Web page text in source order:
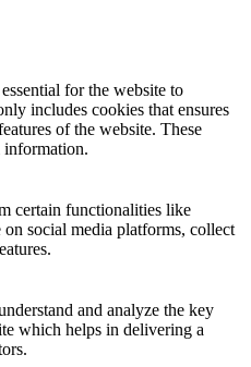
for the website to
includes cookies that ensures
of the website. These
information.
certain functionalities like
social media platforms, collect
and analyze the key
which helps in delivering a